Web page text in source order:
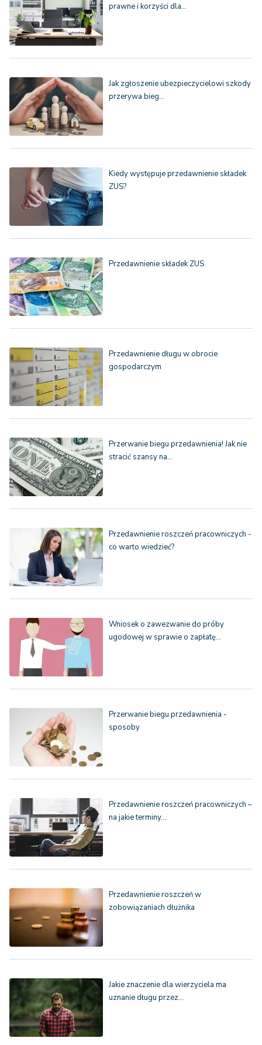
prawne i korzyści dla…
Jak zgłoszenie ubezpieczycielowi szkody
przerywa bieg…
Kiedy występuje przedawnienie składek
ZUS?
Przedawnienie składek ZUS
Przedawnienie długu w obrocie
gospodarczym
Przerwanie biegu przedawnienia! Jak nie
stracić szansy na…
Przedawnienie roszczeń pracowniczych -
co warto wiedzieć?
Wniosek o zawezwanie do próby
ugodowej w sprawie o zapłatę…
Przerwanie biegu przedawnienia -
sposoby
Przedawnienie roszczeń pracowniczych –
na jakie terminy…
Przedawnienie roszczeń w
zobowiązaniach dłużnika
Jakie znaczenie dla wierzyciela ma
uznanie długu przez…